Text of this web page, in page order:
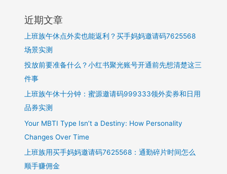
近期文章
上班族午休点外卖也能返利？买手妈妈邀请码7625568
场景实测
投放前要准备什么？小红书聚光账号开通前先想清楚这三
件事
上班族午休十分钟：蜜源邀请码999333领外卖券和日用
品券实测
Your MBTI Type Isn’t a Destiny: How Personality
Changes Over Time
上班族用买手妈妈邀请码7625568：通勤碎片时间怎么
顺手赚佣金